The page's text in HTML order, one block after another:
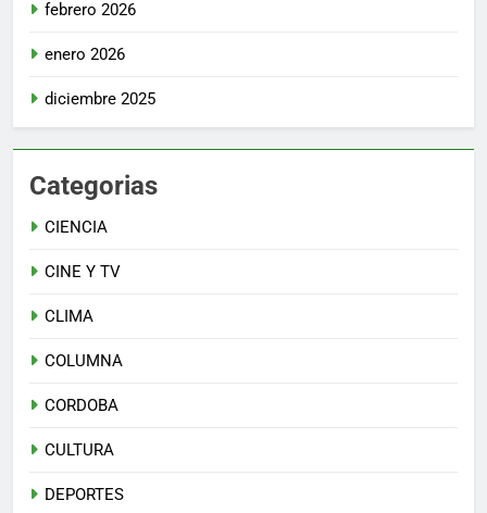
febrero 2026
enero 2026
diciembre 2025
Categorias
CIENCIA
CINE Y TV
CLIMA
COLUMNA
CORDOBA
CULTURA
DEPORTES